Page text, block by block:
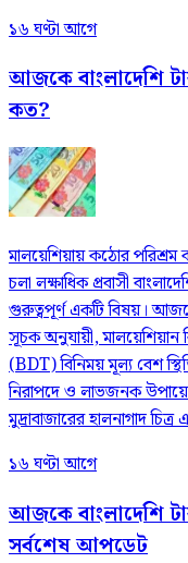
১৬ ঘণ্টা আগে
আজকে বাংলাদেশি
কত?
মালয়েশিয়ায় কঠোর পরিশ্রম
চলা লক্ষাধিক প্রবাসী
গুরুত্বপূর্ণ একটি বিষয়।
সূচক অনুযায়ী, মালয়েশিয়ান
(BDT) বিনিময় মূল্য বেশ
নিরাপদে ও লাভজনক
মুদ্রাবাজারের হালনাগাদ
১৬ ঘণ্টা আগে
আজকে বাংলাদেশি
সর্বশেষ আপডেট